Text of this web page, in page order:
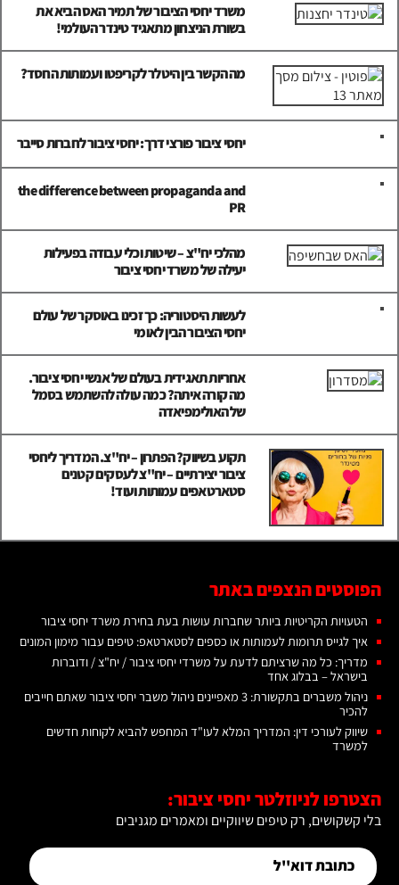
משרד יחסי הציבור של תמיר האס הביא את
בשורת הניצחון מתאגיד טינדר העולמי!
מה הקשר בין היטלר לקריפטו ועמותות החסד?
יחסי ציבור פורצי דרך: יחסי ציבור לחברות סייבר
the difference between propaganda and
PR
מהלכי יח"צ – שיטות וכלי עבודה בפעילות
יעילה של משרד יחסי ציבור
לעשות היסטוריה: כך זכינו באוסקר של עולם
יחסי הציבור הבין לאומי
אחריות תאגידית בעולם של אנשי יחסי ציבור.
מה קורה איתה? כמה עולה להשתמש בסמל
של האולימפיאדה
תקוע בשיווק? הפתרון – יח"צ. המדריך ליחסי
ציבור יצירתיים – יח"צ לעסקים קטנים
סטארטאפים עמותות ועוד!
הצטרפו לניוזלטר יחסי ציבור:
בלי קשקושים, רק טיפים שיווקיים ומאמרים מגניבים
הפוסטים הנצפים באתר
הטעויות הקריטיות ביותר שחברות עושות בעת בחירת משרד יחסי ציבור
איך לגייס תרומות לעמותות או כספים לסטארטאפ: טיפים עבור מימון המונים
מדריך: כל מה שרציתם לדעת על משרדי יחסי ציבור / יח"צ / ודוברות
בישראל – בבלוג אחד
ניהול משברים בתקשורת: 3 מאפיינים ניהול משבר יחסי ציבור שאתם חייבים
להכיר
שיווק לעורכי דין: המדריך המלא לעו"ד המחפש להביא לקוחות חדשים
למשרד